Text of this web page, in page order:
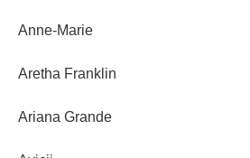
Anne-Marie
Aretha Franklin
Ariana Grande